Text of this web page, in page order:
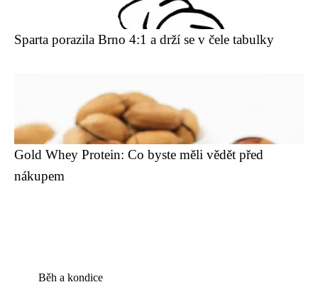
Sparta porazila Brno 4:1 a drží se v čele tabulky
Gold Whey Protein: Co byste měli vědět před
nákupem
Běh a kondice